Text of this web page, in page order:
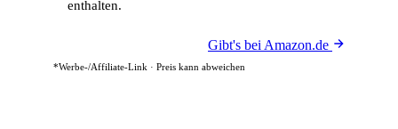
enthalten.
Gibt's bei Amazon.de
*Werbe-/Affiliate-Link · Preis kann abweichen